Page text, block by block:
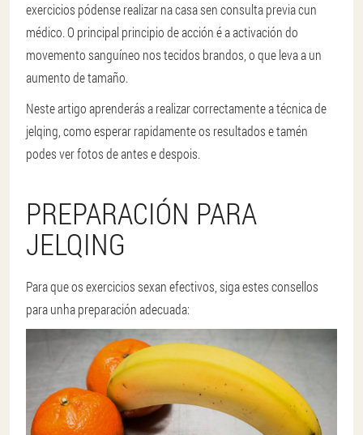
exercicios pódense realizar na casa sen consulta previa cun
médico. O principal principio de acción é a activación do
movemento sanguíneo nos tecidos brandos, o que leva a un
aumento de tamaño.
Neste artigo aprenderás a realizar correctamente a técnica de
jelqing, como esperar rapidamente os resultados e tamén
podes ver fotos de antes e despois.
PREPARACIÓN PARA
JELQING
Para que os exercicios sexan efectivos, siga estes consellos
para unha preparación adecuada: